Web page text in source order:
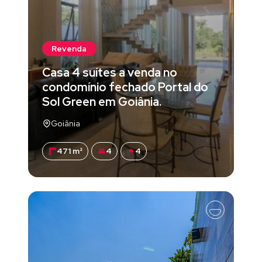
Revenda
Casa 4 suítes a venda no
condomínio fechado Portal do
Sol Green em Goiânia.
Goiânia
471 m² 4 4